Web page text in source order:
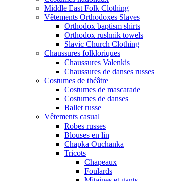
Middle East Folk Clothing
Vêtements Orthodoxes Slaves
Orthodox baptism shirts
Orthodox rushnik towels
Slavic Church Clothing
Chaussures folkloriques
Chaussures Valenkis
Chaussures de danses russes
Costumes de théâtre
Costumes de mascarade
Costumes de danses
Ballet russe
Vêtements casual
Robes russes
Blouses en lin
Chapka Ouchanka
Tricots
Chapeaux
Foulards